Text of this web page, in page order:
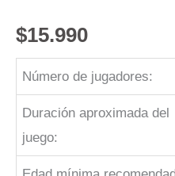
$15.990
Número de jugadores:
Duración aproximada del
juego: